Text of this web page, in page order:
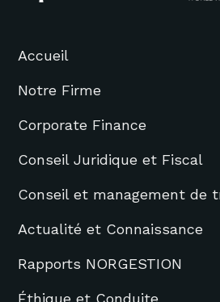
Accueil
Notre Firme
Corporate Finance
Conseil Juridique et Fiscal
Conseil et management de
Actualité et Connaissance
Rapports NORGESTION